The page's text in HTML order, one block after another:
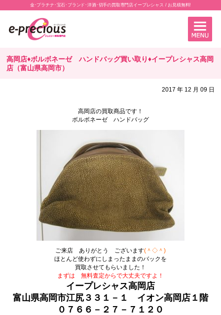
金･プラチナ･宝石･ブランド･洋酒･切手の買取専門店イープレシャス / お見積無料!
高岡店♦ボルボネーゼ ハンドバッグ買い取り♦イープレシャス高岡
店（富山県高岡市）
2017 年 12 月 09 日
高岡店の買取商品です！
ボルボネーゼ ハンドバッグ
ご来店 ありがとう ございます(＾◇＾)
ほとんど使わずにしまったままのバックを
買取させてもらいました！
まずは 無料査定からで大丈夫ですよ！
イープレシャス高岡店
富山県高岡市江尻３３１－１ イオン高岡店１階
０７６６－２７－７１２０